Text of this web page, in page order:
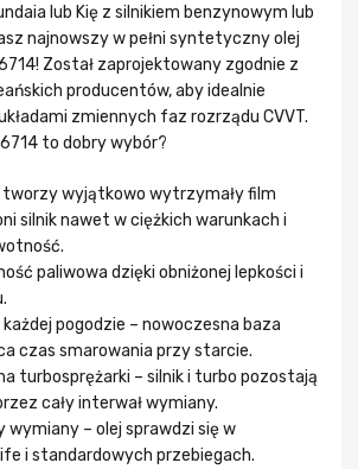
lub Kię z silnikiem benzynowym lub
najnowszy w pełni syntetyczny olej
Został zaprojektowany zgodnie z
producentów, aby idealnie
zmiennych faz rozrządu CVVT.
to dobry wybór?
wyjątkowo wytrzymały film
silnik nawet w ciężkich warunkach i
paliwowa dzięki obniżonej lepkości i
pogodzie – nowoczesna baza
czas smarowania przy starcie.
turbosprężarki – silnik i turbo pozostają
cały interwał wymiany.
wymiany – olej sprawdzi się w
i standardowych przebiegach.